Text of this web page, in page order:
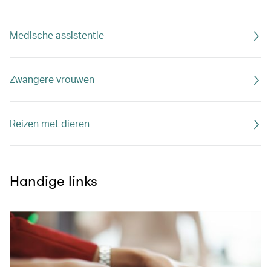
Medische assistentie
Zwangere vrouwen
Reizen met dieren
Handige links